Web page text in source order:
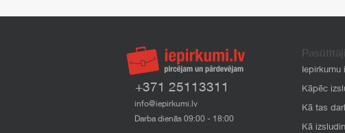
+371 25113311
info@iepirkumi.lv
Darba dienās 09:00 - 18:00
Iepirkumu
Kāpēc
Kā tas
Kā